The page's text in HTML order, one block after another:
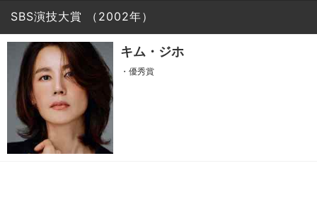
SBS演技大賞 （2002年）
キム・ジホ
・優秀賞